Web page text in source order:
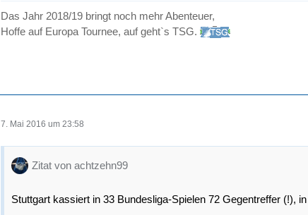
Das Jahr 2018/19 bringt noch mehr Abenteuer,
Hoffe auf Europa Tournee, auf geht`s TSG.
7. Mai 2016 um 23:58
Zitat von achtzehn99
Stuttgart kassiert in 33 Bundesliga-Spielen 72 Gegentreffer (!),